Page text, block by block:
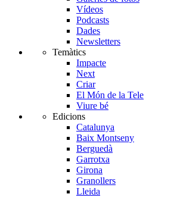
Vídeos
Podcasts
Dades
Newsletters
Temàtics
Impacte
Next
Criar
El Món de la Tele
Viure bé
Edicions
Catalunya
Baix Montseny
Berguedà
Garrotxa
Girona
Granollers
Lleida